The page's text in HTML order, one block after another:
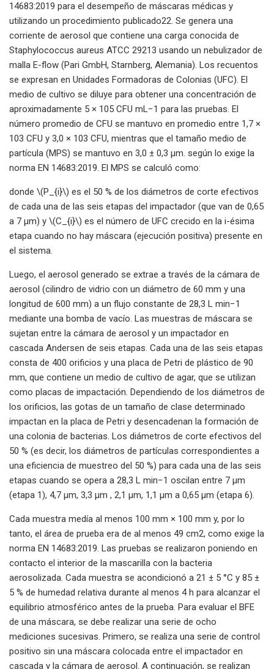
14683:2019 para el desempeño de máscaras médicas y
utilizando un procedimiento publicado22. Se genera una
corriente de aerosol que contiene una carga conocida de
Staphylococcus aureus ATCC 29213 usando un nebulizador de
malla E-flow (Pari GmbH, Starnberg, Alemania). Los recuentos
se expresan en Unidades Formadoras de Colonias (UFC). El
medio de cultivo se diluye para obtener una concentración de
aproximadamente 5 × 105 CFU mL−1 para las pruebas. El
número promedio de CFU se mantuvo en promedio entre 1,7 ×
103 CFU y 3,0 × 103 CFU, mientras que el tamaño medio de
partícula (MPS) se mantuvo en 3,0 ± 0,3 μm. según lo exige la
norma EN 14683:2019. El MPS se calculó como:
donde \(P_{i}\) es el 50 % de los diámetros de corte efectivos
de cada una de las seis etapas del impactador (que van de 0,65
a 7 µm) y \(C_{i}\) es el número de UFC crecido en la i-ésima
etapa cuando no hay máscara (ejecución positiva) presente en
el sistema.
Luego, el aerosol generado se extrae a través de la cámara de
aerosol (cilindro de vidrio con un diámetro de 60 mm y una
longitud de 600 mm) a un flujo constante de 28,3 L min−1
mediante una bomba de vacío. Las muestras de máscara se
sujetan entre la cámara de aerosol y un impactador en
cascada Andersen de seis etapas. Cada una de las seis etapas
consta de 400 orificios y una placa de Petri de plástico de 90
mm, que contiene un medio de cultivo de agar, que se utilizan
como placas de impactación. Dependiendo de los diámetros de
los orificios, las gotas de un tamaño de clase determinado
impactan en la placa de Petri y desencadenan la formación de
una colonia de bacterias. Los diámetros de corte efectivos del
50 % (es decir, los diámetros de partículas correspondientes a
una eficiencia de muestreo del 50 %) para cada una de las seis
etapas cuando se opera a 28,3 L min−1 oscilan entre 7 μm
(etapa 1), 4,7 μm, 3,3 μm , 2,1 μm, 1,1 μm a 0,65 μm (etapa 6).
Cada muestra medía al menos 100 mm × 100 mm y, por lo
tanto, el área de prueba era de al menos 49 cm2, como exige la
norma EN 14683:2019. Las pruebas se realizaron poniendo en
contacto el interior de la mascarilla con la bacteria
aerosolizada. Cada muestra se acondicionó a 21 ± 5 °C y 85 ±
5 % de humedad relativa durante al menos 4 h para alcanzar el
equilibrio atmosférico antes de la prueba. Para evaluar el BFE
de una máscara, se debe realizar una serie de ocho
mediciones sucesivas. Primero, se realiza una serie de control
positivo sin una máscara colocada entre el impactador en
cascada y la cámara de aerosol. A continuación, se realizan